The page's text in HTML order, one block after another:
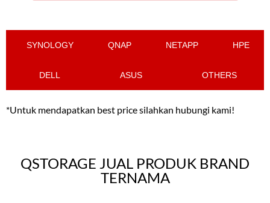
SYNOLOGY QNAP NETAPP HPE
DELL ASUS OTHERS
*Untuk mendapatkan best price silahkan hubungi kami!
QSTORAGE JUAL PRODUK BRAND
TERNAMA